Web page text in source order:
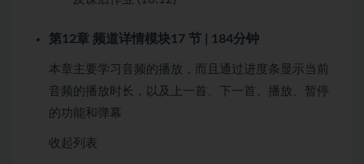
第12章 频道详情模块17 节 | 184分钟
本章主要学习音频的播放，而且通过进度条显示当前
音频的播放时长，以及上一首、下一首、播放、暂停
的功能和弹幕
收起列表